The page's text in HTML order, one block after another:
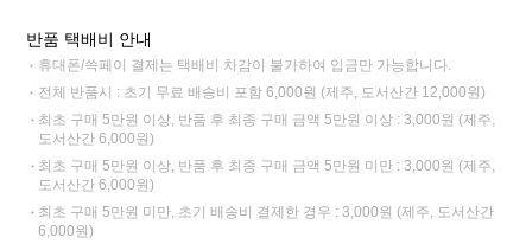
반품 택배비 안내
휴대폰/쓱페이 결제는 택배비 차감이 불가하여 입금만 가능합니다.
전체 반품시 : 초기 무료 배송비 포함 6,000원 (제주, 도서산간 12,000원)
최초 구매 5만원 이상, 반품 후 최종 구매 금액 5만원 이상 : 3,000원 (제주,
도서산간 6,000원)
최초 구매 5만원 이상, 반품 후 최종 구매 금액 5만원 미만 : 3,000원 (제주,
도서산간 6,000원)
최초 구매 5만원 미만, 초기 배송비 결제한 경우 : 3,000원 (제주, 도서산간
6,000원)